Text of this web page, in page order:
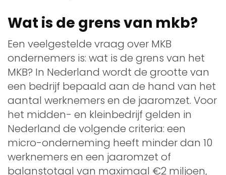
Wat is de grens van mkb?
Een veelgestelde vraag over MKB
ondernemers is: wat is de grens van het
MKB? In Nederland wordt de grootte van
een bedrijf bepaald aan de hand van het
aantal werknemers en de jaaromzet. Voor
het midden- en kleinbedrijf gelden in
Nederland de volgende criteria: een
micro-onderneming heeft minder dan 10
werknemers en een jaaromzet of
balanstotaal van maximaal €2 miljoen,